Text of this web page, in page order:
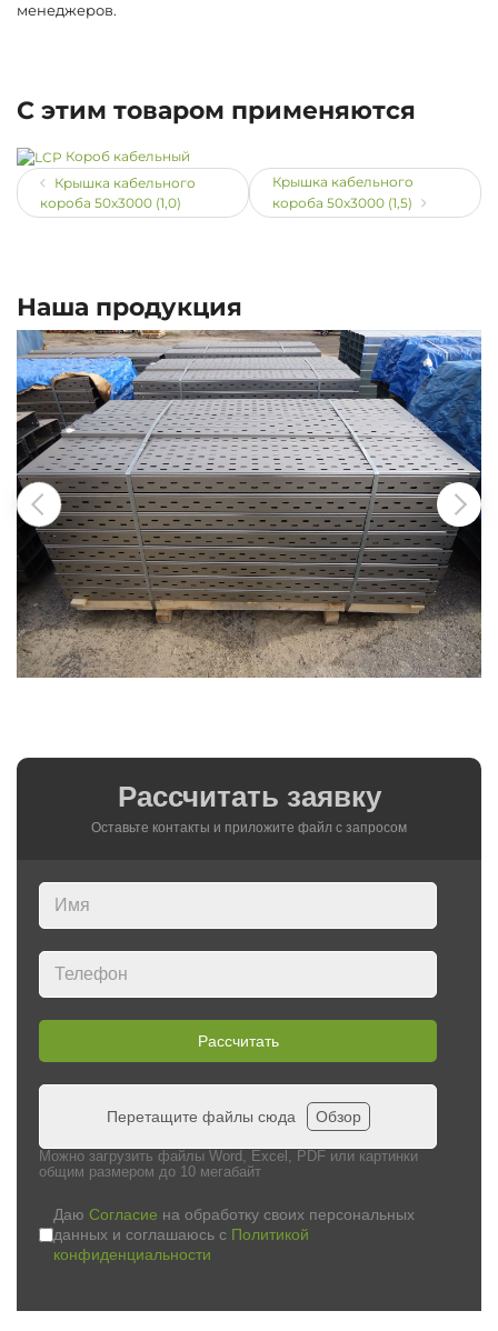
менеджеров.
С этим товаром применяются
Короб кабельный
Крышка кабельного
короба 50х3000 (1,0)
Крышка кабельного
короба 50х3000 (1,5)
Наша продукция
Рассчитать заявку
Оставьте контакты и приложите файл c запросом
Рассчитать
Перетащите файлы сюда Обзор
Можно загрузить файлы Word, Excel, PDF или картинки
общим размером до 10 мегабайт
Даю Согласие на обработку своих персональных
данных и соглашаюсь с Политикой
конфиденциальности